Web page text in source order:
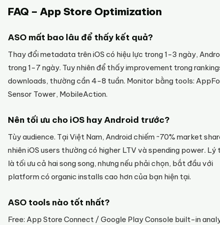
FAQ – App Store Optimization
ASO mất bao lâu để thấy kết quả?
Thay đổi metadata trên iOS có hiệu lực trong 1-3 ngày,
trong 1-7 ngày. Tuy nhiên để thấy improvement trong
downloads, thường cần 4-8 tuần. Monitor bằng tools:
Sensor Tower, MobileAction.
Nên tối ưu cho iOS hay Android trước?
Tùy audience. Tại Việt Nam, Android chiếm ~70% market
nhiên iOS users thường có higher LTV và spending power. Lý
là tối ưu cả hai song song, nhưng nếu phải chọn, bắt đầu với
platform có organic installs cao hơn của bạn hiện tại.
ASO tools nào tốt nhất?
Free: App Store Connect / Google Play Console built-in